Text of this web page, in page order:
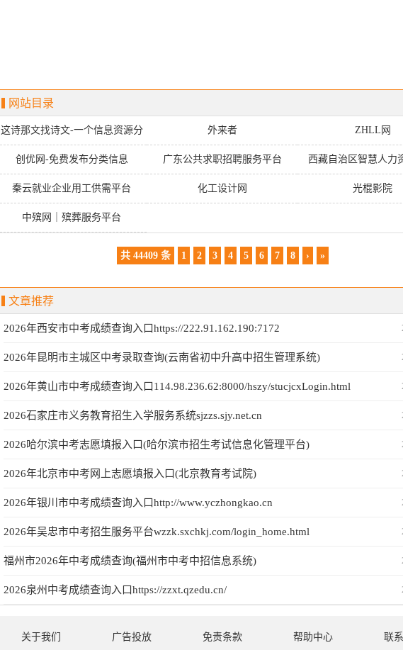
网站目录
这诗那文找诗文-一个信息资源分
享平台
外来者 ZHLL网
创优网-免费发布分类信息 广东公共求职招聘服务平台 西藏自治区智慧人力
秦云就业企业用工供需平台 化工设计网 光棍影院
中殡网｜殡葬服务平台
共 44409 条 1 2 3 4 5 6 7 8 › »
文章推荐
2026年西安市中考成绩查询入口https://222.91.162.190:7172
2026年昆明市主城区中考录取查询(云南省初中升高中招生管理系统)
2026年黄山市中考成绩查询入口114.98.236.62:8000/hszy/stucjcxLogin.html
2026石家庄市义务教育招生入学服务系统sjzzs.sjy.net.cn
2026哈尔滨中考志愿填报入口(哈尔滨市招生考试信息化管理平台)
2026年北京市中考网上志愿填报入口(北京教育考试院)
2026年银川市中考成绩查询入口http://www.yczhongkao.cn
2026年吴忠市中考招生服务平台wzzk.sxchkj.com/login_home.html
福州市2026年中考成绩查询(福州市中考中招信息系统)
2026泉州中考成绩查询入口https://zzxt.qzedu.cn/
关于我们 广告投放 免责条款 帮助中心 联